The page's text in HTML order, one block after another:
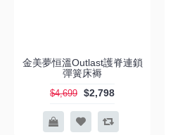
金美夢恒溫Outlast護脊連鎖
彈簧床褥
$4,699 $2,798